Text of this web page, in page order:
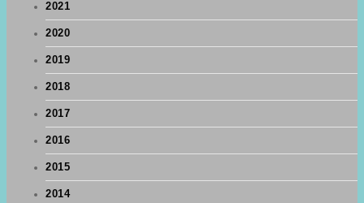
2021
2020
2019
2018
2017
2016
2015
2014